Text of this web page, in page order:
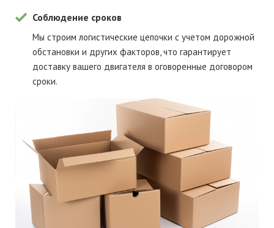
Соблюдение сроков
Мы строим логистические цепочки с учетом дорожной
обстановки и других факторов, что гарантирует
доставку вашего двигателя в оговоренные договором
сроки.